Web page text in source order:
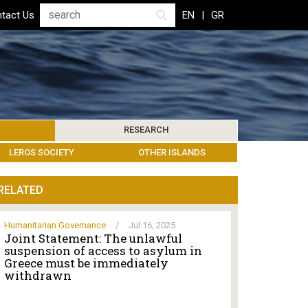
Us Search EN GR
EVENTS
HUMANITARIAN GOVERNANCE
LEROS SOCIETY OTHER ISLANDS
RESEARCH
RESEARCH UPDATES
Humanitarian Governance / Jul 16, 2025
Joint Statement: The unlawful
suspension of access to asylum in
Greece must be immediately
withdrawn